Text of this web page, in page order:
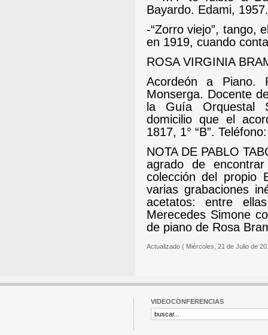
Bayardo. Edami,
-“Zorro viejo”, tango,
en 1919, cuando
ROSA VIRGINIA
Acordeón a Piano.
Monserga. Docente
la Guía Orquestal
domicilio que el
1817, 1° “B”.
NOTA DE PABLO
agrado de
colección del propio
varias grabaciones
acetatos: entre
Merecedes Simone
de piano de Rosa
Actualizado ( Miércoles, 21 de Julio de
VIDEOCONFERENCIAS